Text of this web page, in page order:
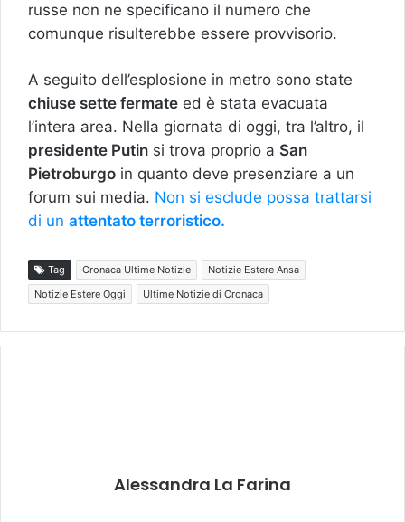
russe non ne specificano il numero che
comunque risulterebbe essere provvisorio.
A seguito dell’esplosione in metro sono state
chiuse sette fermate ed è stata evacuata
l’intera area. Nella giornata di oggi, tra l’altro, il
presidente Putin si trova proprio a San
Pietroburgo in quanto deve presenziare a un
forum sui media. Non si esclude possa trattarsi
di un attentato terroristico.
Tag Cronaca Ultime Notizie
Notizie Estere Ansa
Notizie Estere Oggi
Ultime Notizie di Cronaca
Alessandra La Farina